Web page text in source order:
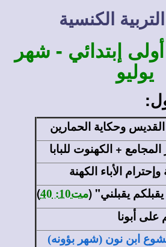
الكنسية
إبتدائي - شهر
يوليو
القديس وحكاية الحمارين
+ الكهنوت للبابا
الأباء الكهنة
يقبلني" (مت10: 40
)
على أبونا
ابن نون (شهر بؤونه)